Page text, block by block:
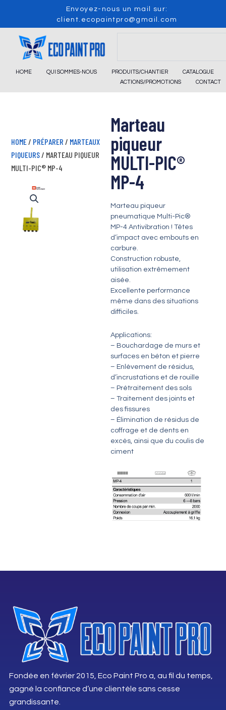
content
Envoyez-nous un mail sur:
client.ecopaintpro@gmail.com
HOME QUI SOMMES-NOUS PRODUITS/CHANTIER
CATALOGUE
ACTIONS/PROMOTIONS
CONTACT
Marteau
piqueur
MULTI-PIC®
MP-4
Marteau piqueur
pneumatique Multi-Pic®
MP-4 Antivibration ! Têtes
d’impact avec embouts en
carbure.
Construction robuste,
utilisation extrêmement
aisée.
Excellente performance
même dans des situations
difficiles.
Applications:
– Bouchardage de murs et
surfaces en béton et pierre
– Enlèvement de résidus,
d’incrustations et de rouille
– Prétraitement des sols
– Traitement des joints et
des fissures
– Élimination de résidus de
coffrage et de dents en
excès, ainsi que du coulis de
ciment
HOME / PRÉPARER / MARTEAUX
PIQUEURS / MARTEAU PIQUEUR
MULTI-PIC® MP-4
Fondée en février 2015, Eco Paint Pro a, au fil du temps,
gagné la confiance d’une clientèle sans cesse
grandissante.